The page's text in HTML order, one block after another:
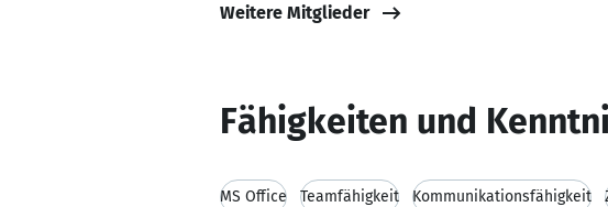
Weitere Mitglieder
Fähigkeiten und
MS Office Teamfähigkeit Kommunikationsfähigkeit